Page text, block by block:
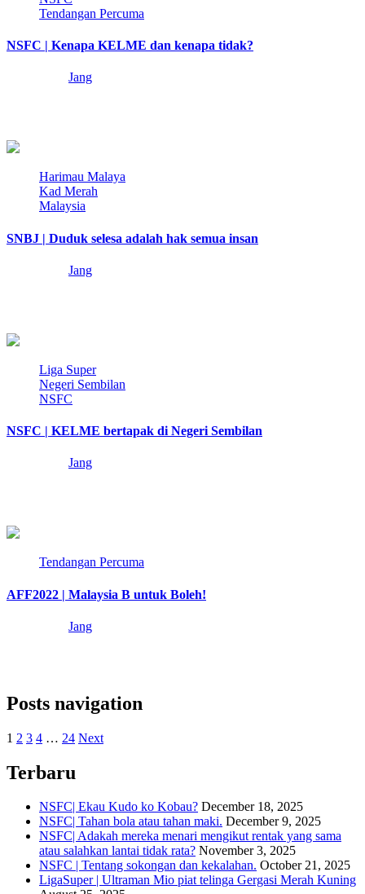
Tendangan Percuma
NSFC | Kenapa KELME dan kenapa tidak?
Jang
Harimau Malaya
Kad Merah
Malaysia
SNBJ | Duduk selesa adalah hak semua insan
Jang
Liga Super
Negeri Sembilan
NSFC
NSFC | KELME bertapak di Negeri Sembilan
Jang
Tendangan Percuma
AFF2022 | Malaysia B untuk Boleh!
Jang
Posts navigation
1 2 3 4 … 24 Next
Terbaru
NSFC| Ekau Kudo ko Kobau? December 18, 2025
NSFC| Tahan bola atau tahan maki. December 9, 2025
NSFC| Adakah mereka menari mengikut rentak yang sama
atau salahkan lantai tidak rata? November 3, 2025
NSFC | Tentang sokongan dan kekalahan. October 21, 2025
LigaSuper | Ultraman Mio piat telinga Gergasi Merah Kuning